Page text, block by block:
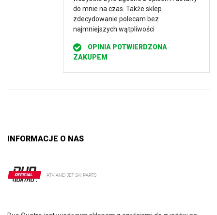
do mnie na czas. Także sklep
zdecydowanie polecam bez
najmniejszych wątpliwości
OPINIA POTWIERDZONA
ZAKUPEM
INFORMACJE O NAS